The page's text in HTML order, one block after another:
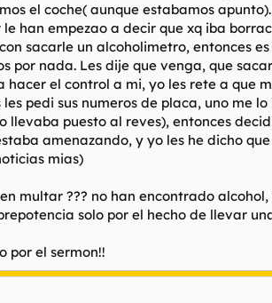
el coche( aunque estabamos
han empezao a decir que xq iba
sacarle un alcoholimetro, entonces
por nada. Les dije que venga, que
hacer el control a mi, yo les rete a que
pedi sus numeros de placa, uno me
llevaba puesto al reves), entonces
amenazando, y yo les he dicho
mias)
multar ??? no han encontrado
solo por el hecho de llevar
por el sermon!!